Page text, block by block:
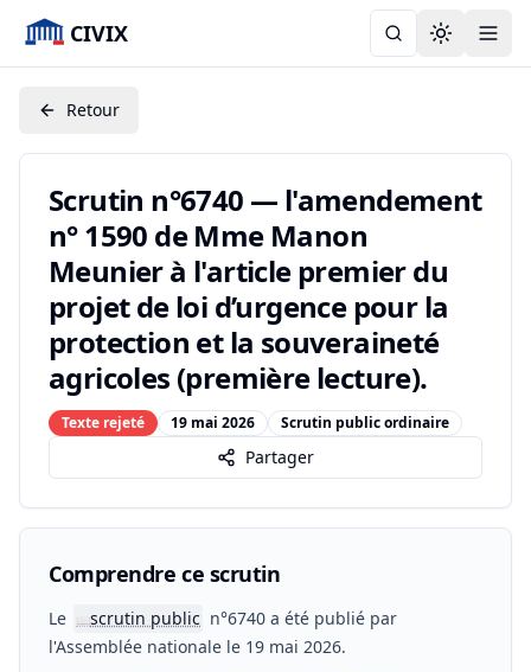
CIVIX Toggle
Retour
Scrutin n°6740 — l'amendement
n° 1590 de Mme Manon
Meunier à l'article premier du
projet de loi d’urgence pour la
protection et la souveraineté
agricoles (première lecture).
Texte rejeté 19 mai 2026 Scrutin public ordinaire
Partager
Comprendre ce scrutin
Le 📖scrutin public n°6740 a été publié par
l'Assemblée nationale le 19 mai 2026.